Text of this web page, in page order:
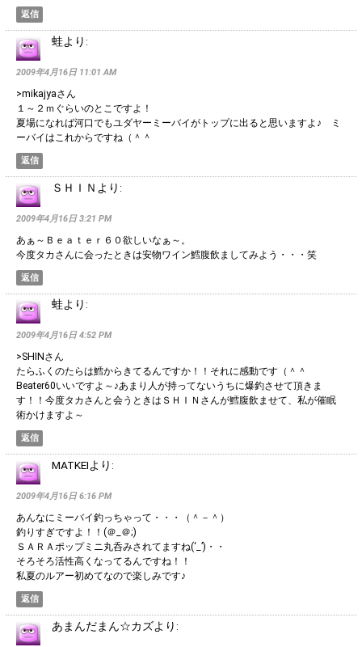
返信
蛙より:
2009年4月16日 11:01 AM
>mikajyaさん
１～２ｍぐらいのとこですよ！
夏場になれば河口でもユダヤーミーバイがトップに出ると思いますよ♪ ミ
ーバイはこれからですね（＾＾
返信
ＳＨＩＮ より:
2009年4月16日 3:21 PM
あぁ～Ｂｅａｔｅｒ６０欲しいなぁ～。
今度タカさんに会ったときは安物ワイン鱈腹飲ましてみよう・・・笑
返信
蛙より:
2009年4月16日 4:52 PM
>SHINさん
たらふくのたらは鱈からきてるんですか！！それに感動です（＾＾
Beater60いいですよ～♪あまり人が持ってないうちに爆釣させて頂きま
す！！今度タカさんと会うときはＳＨＩＮさんが鱈腹飲ませて、私が催眠
術かけますよ～
返信
MATKEIより:
2009年4月16日 6:16 PM
あんなにミーバイ釣っちゃって・・・（＾－＾）
釣りすぎですよ！！(＠_＠;)
ＳＡＲＡポップミニ丸呑みされてますね(‘_’)・・
そろそろ活性高くなってるんですね！！
私夏のルアー初めてなので楽しみです♪
返信
あまんだまん☆カズより: